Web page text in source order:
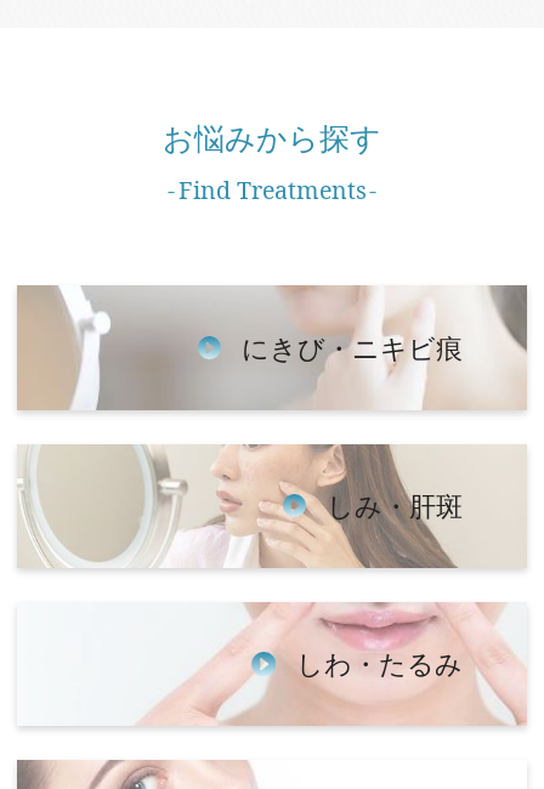
お悩みから探す
Find Treatments
にきび・ニキビ痕
しみ・肝斑
しわ・たるみ